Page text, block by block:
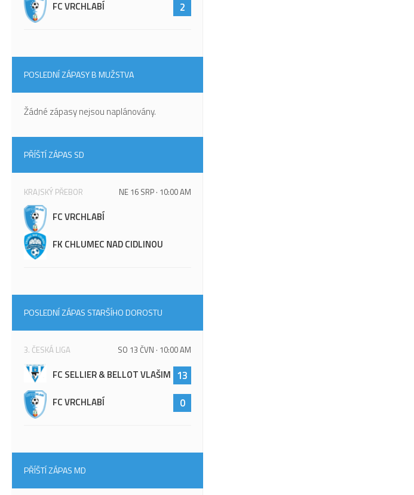
FC VRCHLABÍ 2
POSLEDNÍ ZÁPASY B MUŽSTVA
Žádné zápasy nejsou naplánovány.
PŘÍŠTÍ ZÁPAS SD
KRAJSKÝ PŘEBOR NE 16 SRP · 10:00 AM
FC VRCHLABÍ
FK CHLUMEC NAD CIDLINOU
POSLEDNÍ ZÁPAS STARŠÍHO DOROSTU
3. ČESKÁ LIGA SO 13 ČVN · 10:00 AM
FC SELLIER & BELLOT VLAŠIM 13
FC VRCHLABÍ 0
PŘÍŠTÍ ZÁPAS MD